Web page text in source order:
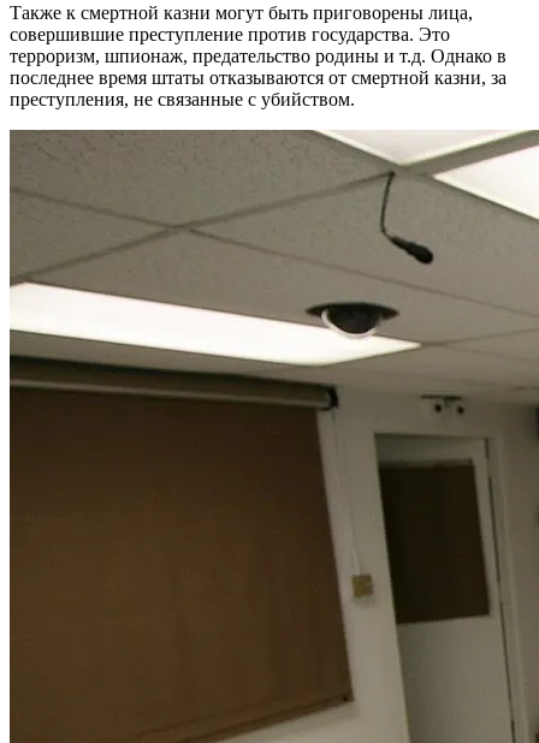
Также к смертной казни могут быть приговорены лица,
совершившие преступление против государства. Это
терроризм, шпионаж, предательство родины и т.д. Однако в
последнее время штаты отказываются от смертной казни, за
преступления, не связанные с убийством.